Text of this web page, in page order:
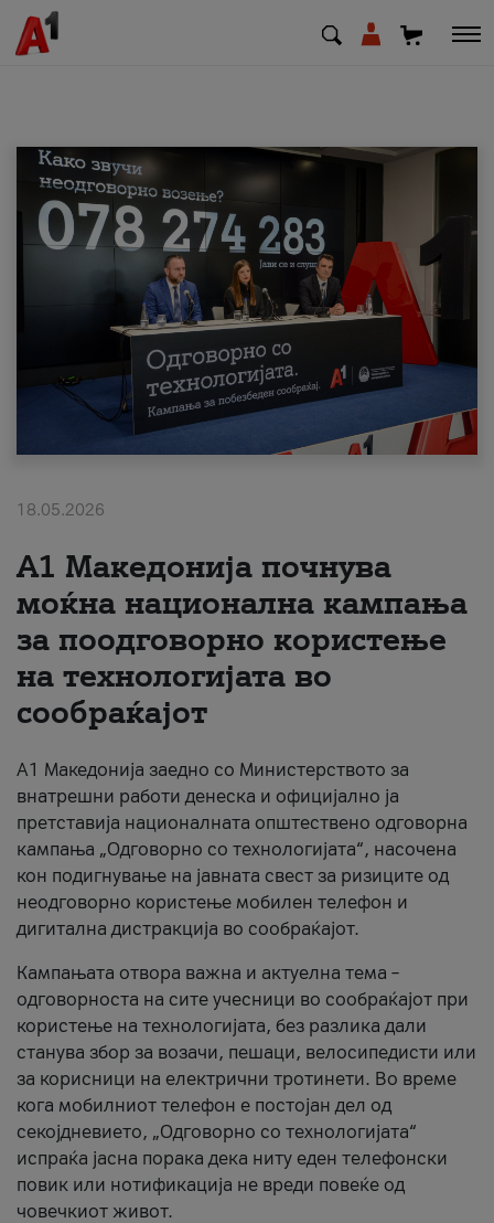
МК EN SQ
Деловни
Поддршка
Надополни кредит
#ПодобарОнлајн
18.05.2026
A1 Македонија почнува
моќна национална кампања
за поодговорно користење
на технологијата во
сообраќајот
A1 Македонија заедно со Министерството за
внатрешни работи денеска и официјално ја
претставија националната општествено одговорна
кампања „Одговорно со технологијата“, насочена
кон подигнување на јавната свест за ризиците од
неодговорно користење мобилен телефон и
дигитална дистракција во сообраќајот.
Кампањата отвора важна и актуелна тема –
одговорноста на сите учесници во сообраќајот при
користење на технологијата, без разлика дали
станува збор за возачи, пешаци, велосипедисти или
за корисници на електрични тротинети. Во време
кога мобилниот телефон е постојан дел од
секојдневието, „Одговорно со технологијата“
испраќа јасна порака дека ниту еден телефонски
повик или нотификација не вреди повеќе од
човечкиот живот.